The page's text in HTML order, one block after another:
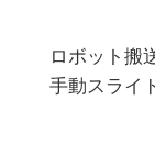
ロボット搬
手動スライ